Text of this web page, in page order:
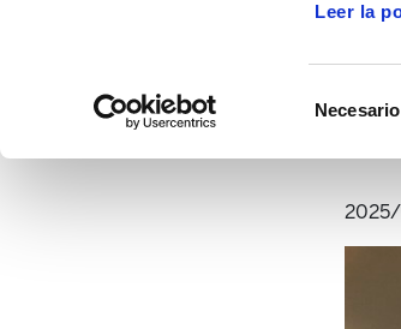
Leer la
Necesario
"Que esto